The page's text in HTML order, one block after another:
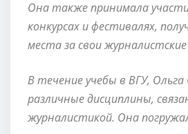
Она также принимала
конкурсах и фестивалях,
места за свои
В течение учебы в ВГУ, Ольга
различные дисциплины,
журналистикой. Она